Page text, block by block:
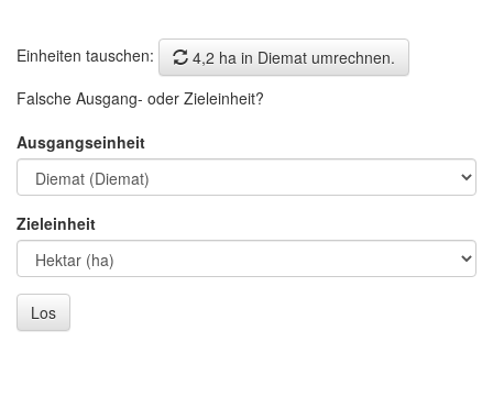
Einheiten tauschen:
4,2 ha in Diemat umrechnen.
Falsche Ausgang- oder Zieleinheit?
Ausgangseinheit
Zieleinheit
Los